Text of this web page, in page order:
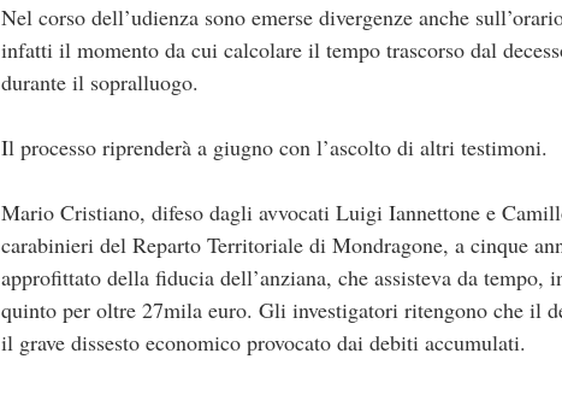
Nel corso dell’udienza sono emerse divergenze anche
infatti il momento da cui calcolare il tempo trascorso dal
durante il sopralluogo.
Il processo riprenderà a giugno con l’ascolto di altri testimoni.
Mario Cristiano, difeso dagli avvocati Luigi Iannettone e
carabinieri del Reparto Territoriale di Mondragone, a cinque
approfittato della fiducia dell’anziana, che assisteva da tempo,
quinto per oltre 27mila euro. Gli investigatori ritengono che il
il grave dissesto economico provocato dai debiti accumulati.